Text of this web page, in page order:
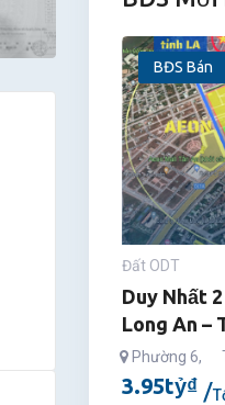
BĐS Bán
Đất ODT
Duy Nhất
Long An –
Phường 6,
3.95tỷ₫